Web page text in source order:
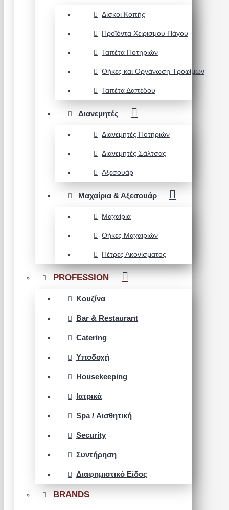
Δίσκοι Κοπής
Προϊόντα Χειρισμού Πάγου
Ταπέτα Ποτηριών
Θήκες και Οργάνωση Τροφίμων
Ταπέτα Δαπέδου
Διανεμητές
Διανεμητές Ποτηριών
Διανεμητές Σάλτσας
Αξεσουάρ
Μαχαίρια & Αξεσουάρ
Μαχαίρια
Θήκες Μαχαιριών
Πέτρες Ακονίσματος
PROFESSION
Κουζίνα
Bar & Restaurant
Catering
Υποδοχή
Housekeeping
Ιατρικά
Spa / Αισθητική
Security
Συντήρηση
Διαφημιστικό Είδος
BRANDS